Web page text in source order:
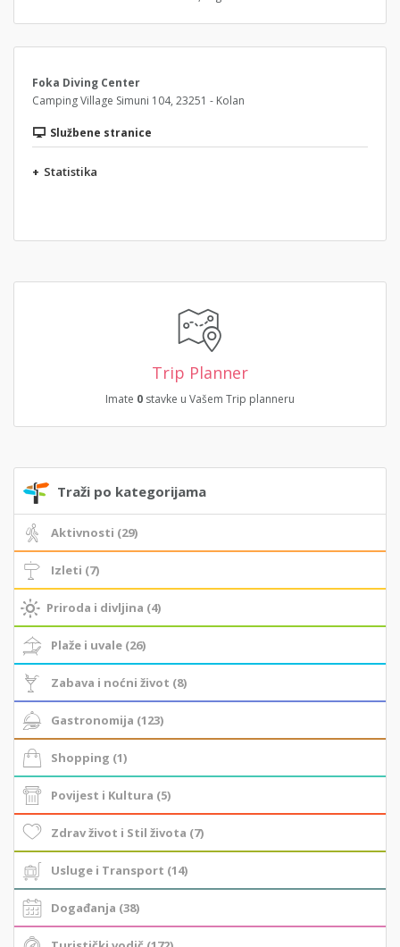
Foka Diving Center
Camping Village Simuni 104, 23251 - Kolan
Službene stranice
+ Statistika
Trip Planner
Imate 0 stavke u Vašem Trip planneru
Traži po kategorijama
Aktivnosti (29)
Izleti (7)
Priroda i divljina (4)
Plaže i uvale (26)
Zabava i noćni život (8)
Gastronomija (123)
Shopping (1)
Povijest i Kultura (5)
Zdrav život i Stil života (7)
Usluge i Transport (14)
Događanja (38)